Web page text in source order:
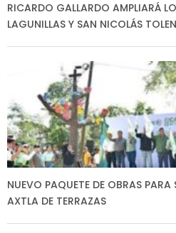
RICARDO GALLARDO AMPLIARÁ
LAGUNILLAS Y SAN NICOLÁS
NUEVO PAQUETE DE OBRAS
AXTLA DE TERRAZAS